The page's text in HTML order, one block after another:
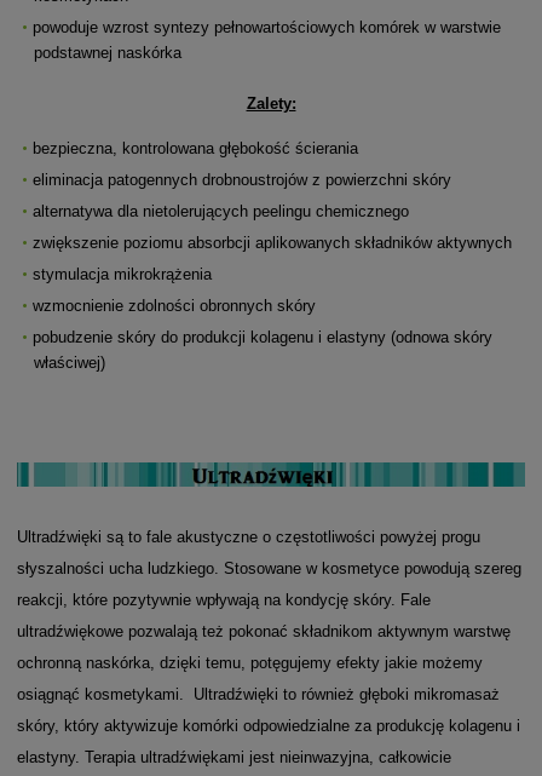
powoduje wzrost syntezy pełnowartościowych komórek w warstwie
podstawnej naskórka
Zalety:
bezpieczna, kontrolowana głębokość ścierania
eliminacja patogennych drobnoustrojów z powierzchni skóry
alternatywa dla nietolerujących peelingu chemicznego
zwiększenie poziomu absorbcji aplikowanych składników aktywnych
stymulacja mikrokrążenia
wzmocnienie zdolności obronnych skóry
pobudzenie skóry do produkcji kolagenu i elastyny (odnowa skóry
właściwej)
Ultradźwięki są to fale akustyczne o częstotliwości powyżej progu
słyszalności ucha ludzkiego. Stosowane w kosmetyce powodują szereg
reakcji, które pozytywnie wpływają na kondycję skóry. Fale
ultradźwiękowe pozwalają też pokonać składnikom aktywnym warstwę
ochronną naskórka, dzięki temu, potęgujemy efekty jakie możemy
osiągnąć kosmetykami. Ultradźwięki to również głęboki mikromasaż
skóry, który aktywizuje komórki odpowiedzialne za produkcję kolagenu i
elastyny. Terapia ultradźwiękami jest nieinwazyjna, całkowicie